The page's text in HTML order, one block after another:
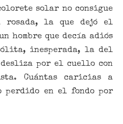
solar no consigue
rosada, la que dejó el
hombre que decía adiós
inesperada, la del
por el cuello con
Cuántas caricias a
perdido en el fondo por